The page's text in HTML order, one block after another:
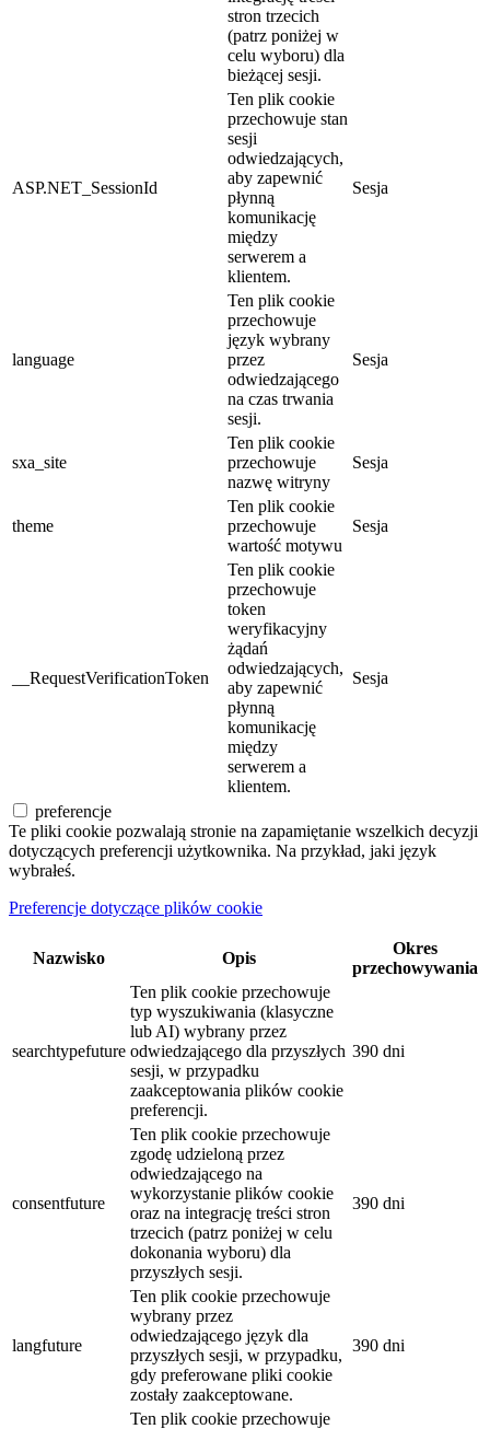
stron trzecich
(patrz poniżej w
celu wyboru) dla
bieżącej sesji.
ASP.NET_SessionId
Ten plik cookie
przechowuje stan
sesji
odwiedzających,
aby zapewnić
płynną
komunikację
między
serwerem a
klientem.
Sesja
language
Ten plik cookie
przechowuje
język wybrany
przez
odwiedzającego
na czas trwania
sesji.
Sesja
sxa_site
Ten plik cookie
przechowuje
nazwę witryny
Sesja
theme
Ten plik cookie
przechowuje
wartość motywu
Sesja
__RequestVerificationToken
Ten plik cookie
przechowuje
token
weryfikacyjny
żądań
odwiedzających,
aby zapewnić
płynną
komunikację
między
serwerem a
klientem.
Sesja
preferencje
Te pliki cookie pozwalają stronie na zapamiętanie wszelkich decyzji
dotyczących preferencji użytkownika. Na przykład, jaki język
wybrałeś.
Preferencje dotyczące plików cookie
Nazwisko Opis
Okres
przechowywania
searchtypefuture
Ten plik cookie przechowuje
typ wyszukiwania (klasyczne
lub AI) wybrany przez
odwiedzającego dla przyszłych
sesji, w przypadku
zaakceptowania plików cookie
preferencji.
390 dni
consentfuture
Ten plik cookie przechowuje
zgodę udzieloną przez
odwiedzającego na
wykorzystanie plików cookie
oraz na integrację treści stron
trzecich (patrz poniżej w celu
dokonania wyboru) dla
przyszłych sesji.
390 dni
langfuture
Ten plik cookie przechowuje
wybrany przez
odwiedzającego język dla
przyszłych sesji, w przypadku,
gdy preferowane pliki cookie
zostały zaakceptowane.
390 dni
Ten plik cookie przechowuje